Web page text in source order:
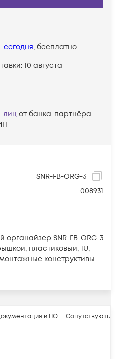
SNR-FB-ORG-3
008931
органайзер SNR-FB-ORG-3
пластиковый, 1U,
конструктивы
сегодня, бесплатно
10 августа
лиц от банка-партнёра.
и ПО